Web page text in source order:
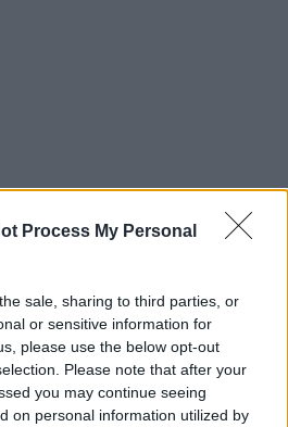
Process My Personal
sale, sharing to third parties, or
or sensitive information for
please use the below opt-out
Please note that after your
you may continue seeing
on personal information utilized by